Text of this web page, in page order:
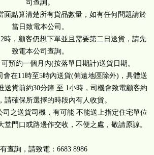
司查詢。
面點算清楚所有貨品數量，如有任何問題請於
當日致電本公司。
時，顧客仍想下單並且需要第二日送貨，請先
致電本公司查詢。
預約一個月內(按落單日期計)送貨日期。
會在11時至5時內送貨(偏遠地區除外)，具體送
送貨前約30分鐘 至 1小時，司機會致電顧客約
請確保所選擇的時段內有人收貨。
司之送貨司機，有可能 不能送上指定住宅單位
堂門口或路邊作交收，不便之處，敬請原諒。
查詢，請致電：6683 8986